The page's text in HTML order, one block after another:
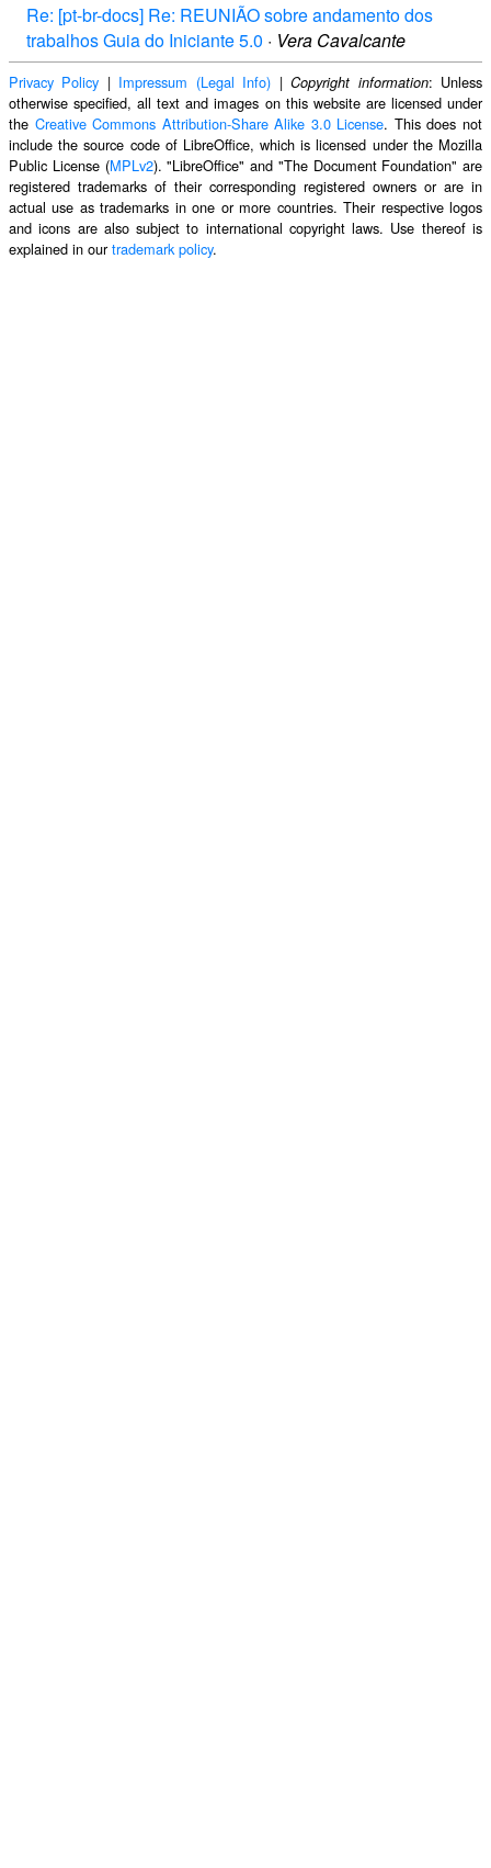
Re: [pt-br-docs] Re: REUNIÃO sobre andamento dos
trabalhos Guia do Iniciante 5.0 · Vera Cavalcante
Privacy Policy | Impressum (Legal Info) |Copyright information: Unless
otherwise specified, all text and images on this website are licensed under
the Creative Commons Attribution-Share Alike 3.0 License. This does not
include the source code of LibreOffice, which is licensed under the Mozilla
Public License (MPLv2). "LibreOffice" and "The Document Foundation" are
registered trademarks of their corresponding registered owners or are in
actual use as trademarks in one or more countries. Their respective logos
and icons are also subject to international copyright laws. Use thereof is
explained in ourtrademark policy.